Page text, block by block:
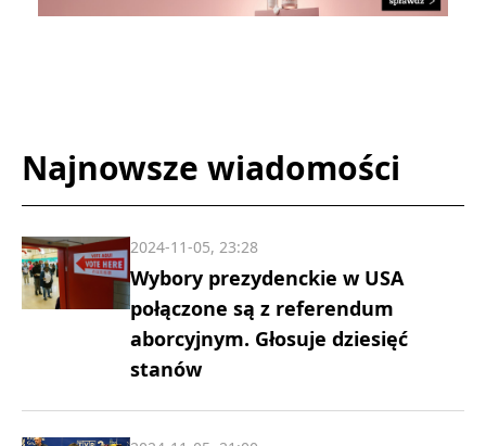
Najnowsze wiadomości
Wybory prezydenckie w USA
połączone są z referendum
aborcyjnym. Głosuje dziesięć
stanów
2024-11-05, 23:28